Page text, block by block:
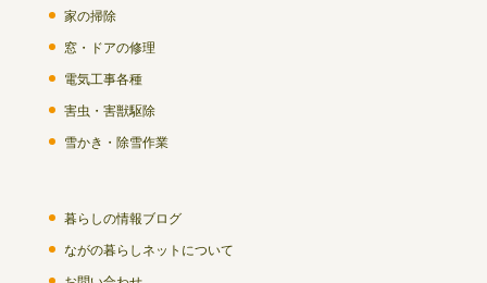
家の掃除
窓・ドアの修理
電気工事各種
害虫・害獣駆除
雪かき・除雪作業
暮らしの情報ブログ
ながの暮らしネットについて